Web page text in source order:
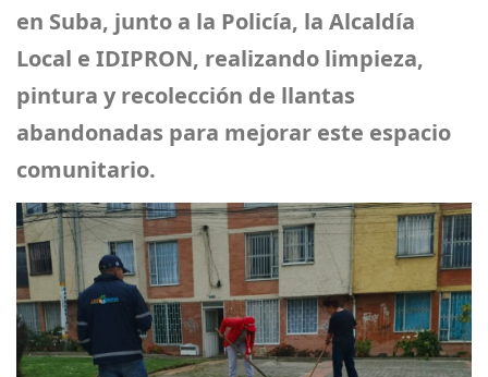
en Suba, junto a la Policía, la Alcaldía
Local e IDIPRON, realizando limpieza,
pintura y recolección de llantas
abandonadas para mejorar este espacio
comunitario.